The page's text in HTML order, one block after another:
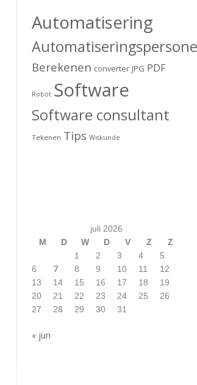
Automatisering
Berekenen converter JPG PDF
Robot Software
Software consultant
Tekenen Tips Wiskunde
juli 2026
M
D W D V Z
Z
1
2 3 4
5
6
7 8 9 10 11
12
13
14 15 16 17 18
19
20
21 22 23 24 25
26
27
28 29 30 31
« jun